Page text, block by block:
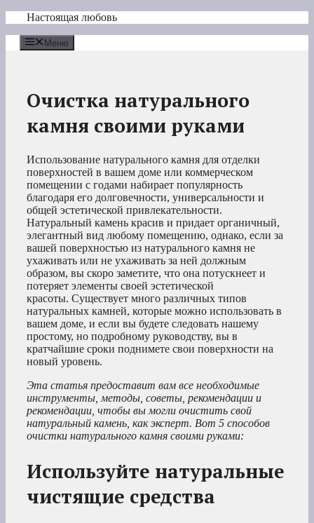
Перейти
содержимому
Настоящая любовь
Меню
Очистка натурального
камня своими руками
Использование натурального камня для отделки
поверхностей в вашем доме или коммерческом
помещении с годами набирает популярность
благодаря его долговечности, универсальности и
общей эстетической привлекательности.
Натуральный камень красив и придает органичный,
элегантный вид любому помещению, однако, если за
вашей поверхностью из натурального камня не
ухаживать или не ухаживать за ней должным
образом, вы скоро заметите, что она потускнеет и
потеряет элементы своей эстетической
красоты. Существует много различных типов
натуральных камней, которые можно использовать в
вашем доме, и если вы будете следовать нашему
простому, но подробному руководству, вы в
кратчайшие сроки поднимете свои поверхности на
новый уровень.
Эта статья предоставит вам все необходимые
инструменты, методы, советы, рекомендации и
рекомендации, чтобы вы могли очистить свой
натуральный камень, как эксперт. Вот 5 способов
очистки натурального камня своими руками:
Используйте натуральные
чистящие средства